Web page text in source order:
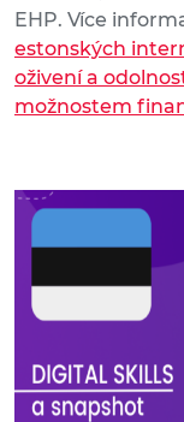
EHP. Více
estonských
oživení a
možnostem